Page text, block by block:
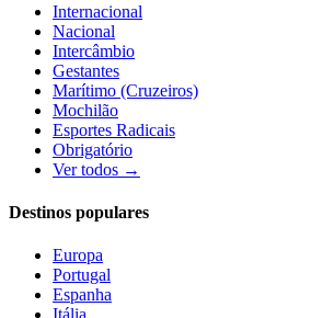
Internacional
Nacional
Intercâmbio
Gestantes
Marítimo (Cruzeiros)
Mochilão
Esportes Radicais
Obrigatório
Ver todos →
Destinos populares
Europa
Portugal
Espanha